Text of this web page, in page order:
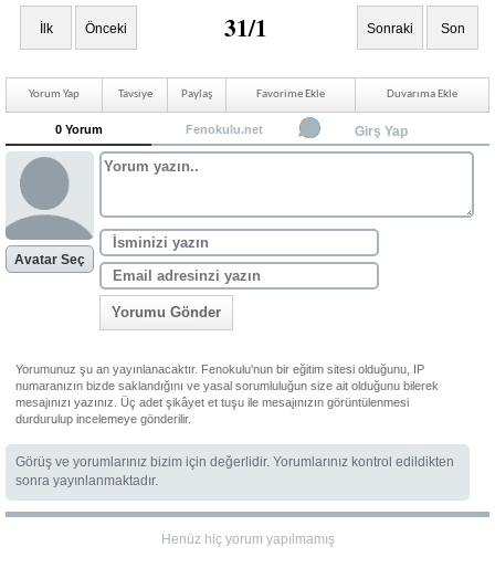
İlk Önceki 31/1 Sonraki Son
Yorum Yap Tavsiye Paylaş Favorime Ekle Duvarıma Ekle
0 Yorum Fenokulu.net Girş Yap
Avatar Seç
Yorumu Gönder
Yorumunuz şu an yayınlanacaktır. Fenokulu'nun bir eğitim sitesi olduğunu, IP
numaranızın bizde saklandığını ve yasal sorumluluğun size ait olduğunu bilerek
mesajınızı yazınız. Üç adet şikâyet et tuşu ile mesajınızın görüntülenmesi
durdurulup incelemeye gönderilir.
Görüş ve yorumlarınız bizim için değerlidir. Yorumlarınız kontrol edildikten
sonra yayınlanmaktadır.
Henüz hiç yorum yapılmamış